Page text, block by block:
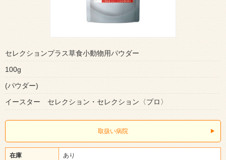
セレクションプラス草食小動物用パウダー
100g
(パウダー)
イースター セレクション・セレクション〈プロ〉
取扱い病院
在庫 あり